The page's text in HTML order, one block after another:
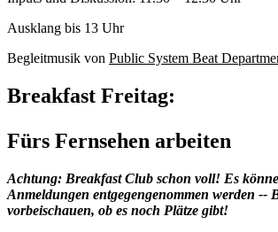
Ausklang bis 13 Uhr
Begleitmusik von Public System Beat
Breakfast Freitag:
Fürs Fernsehen arbeiten
Achtung: Breakfast Club schon voll! Es
Anmeldungen entgegengenommen werden --
vorbeischauen, ob es noch Plätze gibt!